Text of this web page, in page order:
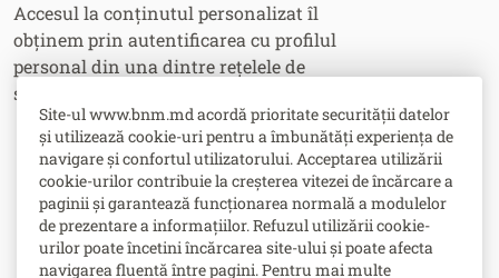
Site-ul www.bnm.md acordă prioritate securității datelor
și utilizează cookie-uri pentru a îmbunătăți experiența de
navigare și confortul utilizatorului. Acceptarea utilizării
cookie-urilor contribuie la creșterea vitezei de încărcare a
paginii și garantează funcționarea normală a modulelor
de prezentare a informațiilor. Refuzul utilizării cookie-
urilor poate încetini încărcarea site-ului și poate afecta
navigarea fluentă între pagini. Pentru mai multe
Accesul la conținutul personalizat îl
obținem prin autentificarea cu profilul
personal din una dintre rețelele de
socializare.